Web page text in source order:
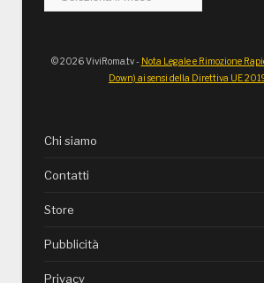
© 2026 ViviRoma.tv - Nota Legale e Rimozione
Down) ai sensi della Direttiva UE
Chi siamo
Contatti
Store
Pubblicità
Privacy